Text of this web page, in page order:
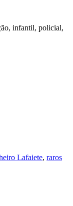
infantil, policial,
Lafaiete, raros